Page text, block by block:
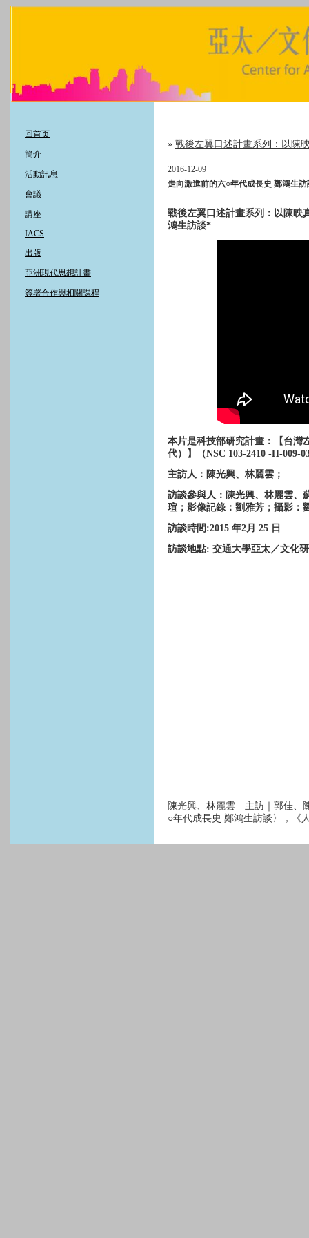
回首页
簡介
活動訊息
會議
講座
IACS
出版
亞洲現代思想計畫
簽署合作與相關課程
» 戰後左翼口述計畫系列：以陳
2016-12-09
走向激進前的六○年代成長史 鄭鴻生訪
戰後左翼口述計畫系列：以陳映
鴻生訪談*
本片是科技部研究計畫：【台灣
代）】（NSC 103-2410 -H-009-
主訪人：陳光興、林麗雲；
訪談參與人：陳光興、林麗雲、
瑄；影像記錄：劉雅芳；攝影：
訪談時間:2015 年2月 25 日
訪談地點: 交通大學亞太／文化
陳光興、林麗雲 主訪｜郭佳
○年代成長史:鄭鴻生訪談〉，《